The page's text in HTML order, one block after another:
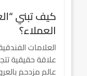
كيف تبني
العملاء؟
العلامات
علاقة حقيقية
عالم مزدحم